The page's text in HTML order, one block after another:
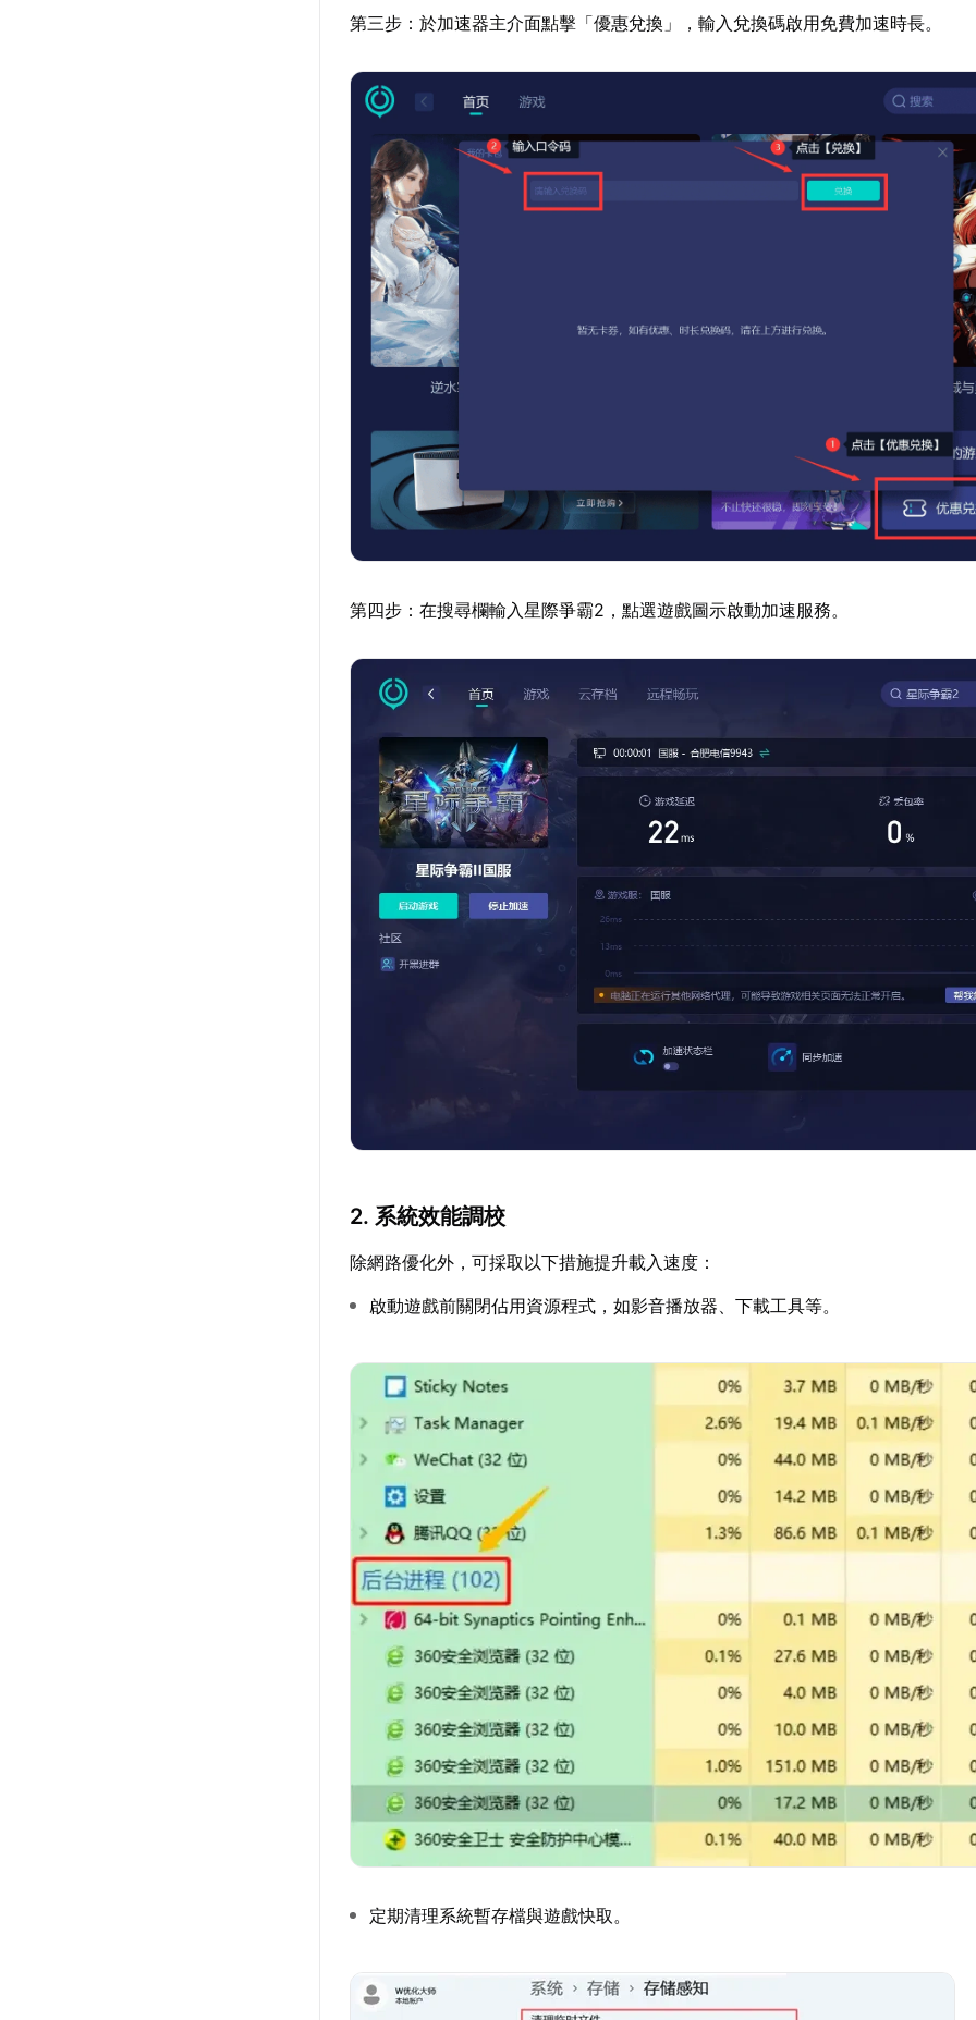
第三步：於加速器主介面點擊「優惠兌換」，輸入兌換碼啟用免費加速時長。
第四步：在搜尋欄輸入星際爭霸2，點選遊戲圖示啟動加速服務。
2. 系統效能調校
除網路優化外，可採取以下措施提升載入速度：
啟動遊戲前關閉佔用資源程式，如影音播放器、下載工具等。
定期清理系統暫存檔與遊戲快取。